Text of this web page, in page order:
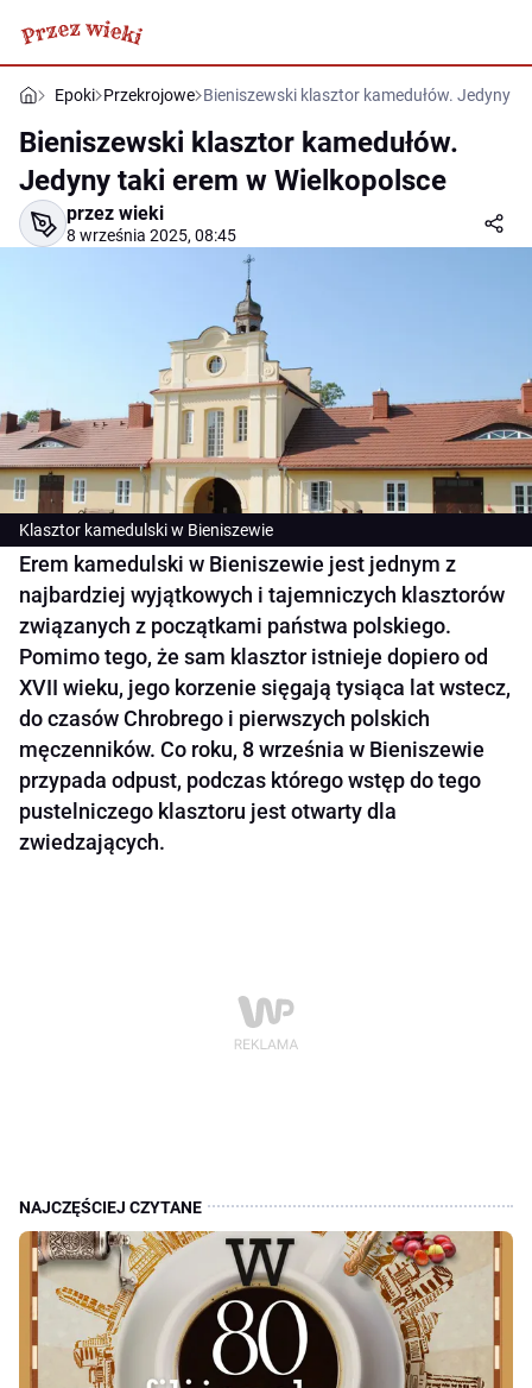
Epoki Przekrojowe Bieniszewski klasztor kamedułów. Jedyny
Bieniszewski klasztor kamedułów.
Jedyny taki erem w Wielkopolsce
przez wieki
8 września 2025, 08:45
Klasztor kamedulski w Bieniszewie
Erem kamedulski w Bieniszewie jest jednym z
najbardziej wyjątkowych i tajemniczych klasztorów
związanych z początkami państwa polskiego.
Pomimo tego, że sam klasztor istnieje dopiero od
XVII wieku, jego korzenie sięgają tysiąca lat wstecz,
do czasów Chrobrego i pierwszych polskich
męczenników. Co roku, 8 września w Bieniszewie
przypada odpust, podczas którego wstęp do tego
pustelniczego klasztoru jest otwarty dla
zwiedzających.